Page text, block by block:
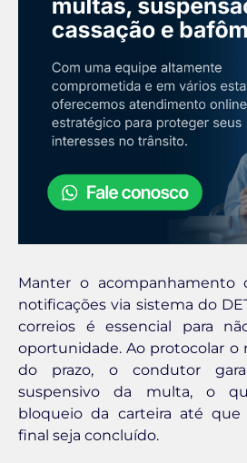
Manter o acompanhamento
notificações via sistema do
correios é essencial para
oportunidade. Ao protocolar o
do prazo, o condutor
suspensivo da multa, o
bloqueio da carteira até
final seja concluído.